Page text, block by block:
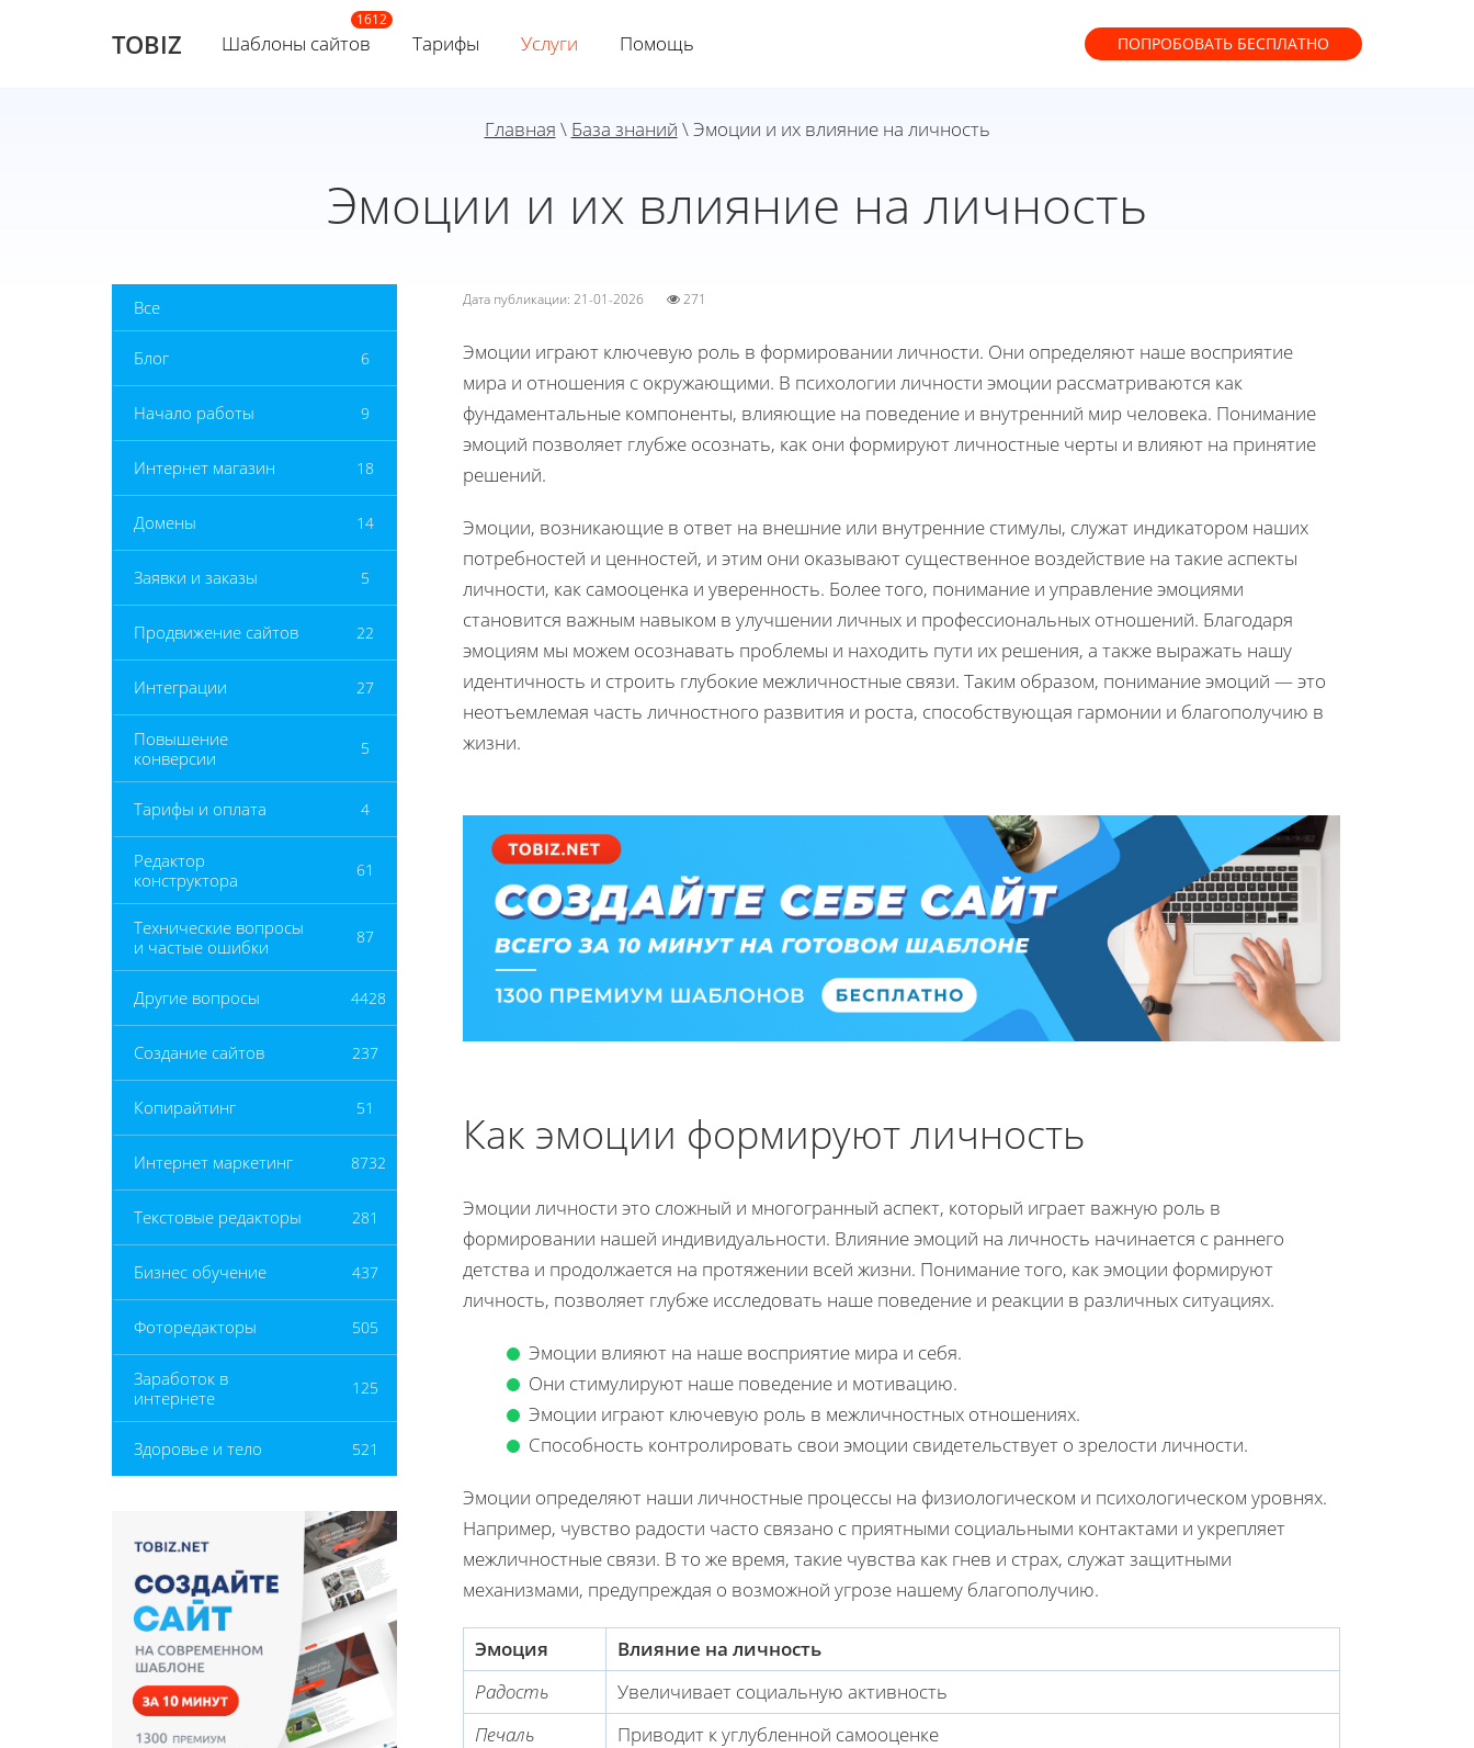
TOBIZ Шаблоны сайтов Тарифы Услуги Помощь ПОПРОБОВАТЬ БЕСПЛАТНО
Главная \ База знаний \ Эмоции и их влияние на личность
Эмоции и их влияние на личность
Все
Блог 6
Начало работы 9
Интернет магазин 18
Домены 14
Заявки и заказы 5
Продвижение сайтов 22
Интеграции 27
Повышение
конверсии
5
Тарифы и оплата 4
Редактор
конструктора
61
Технические вопросы
и частые ошибки
87
Другие вопросы 4428
Создание сайтов 237
Копирайтинг 51
Интернет маркетинг 8732
Текстовые редакторы 281
Бизнес обучение 437
Фоторедакторы 505
Заработок в
интернете
125
Здоровье и тело 521
Дата публикации: 21-01-2026 271
Эмоции играют ключевую роль в формировании личности. Они определяют наше восприятие
мира и отношения с окружающими. В психологии личности эмоции рассматриваются как
фундаментальные компоненты, влияющие на поведение и внутренний мир человека. Понимание
эмоций позволяет глубже осознать, как они формируют личностные черты и влияют на принятие
решений.
Эмоции, возникающие в ответ на внешние или внутренние стимулы, служат индикатором наших
потребностей и ценностей, и этим они оказывают существенное воздействие на такие аспекты
личности, как самооценка и уверенность. Более того, понимание и управление эмоциями
становится важным навыком в улучшении личных и профессиональных отношений. Благодаря
эмоциям мы можем осознавать проблемы и находить пути их решения, а также выражать нашу
идентичность и строить глубокие межличностные связи. Таким образом, понимание эмоций — это
неотъемлемая часть личностного развития и роста, способствующая гармонии и благополучию в
жизни.
Как эмоции формируют личность
Эмоции личности это сложный и многогранный аспект, который играет важную роль в
формировании нашей индивидуальности. Влияние эмоций на личность начинается с раннего
детства и продолжается на протяжении всей жизни. Понимание того, как эмоции формируют
личность, позволяет глубже исследовать наше поведение и реакции в различных ситуациях.
Эмоции влияют на наше восприятие мира и себя.
Они стимулируют наше поведение и мотивацию.
Эмоции играют ключевую роль в межличностных отношениях.
Способность контролировать свои эмоции свидетельствует о зрелости личности.
Эмоции определяют наши личностные процессы на физиологическом и психологическом уровнях.
Например, чувство радости часто связано с приятными социальными контактами и укрепляет
межличностные связи. В то же время, такие чувства как гнев и страх, служат защитными
механизмами, предупреждая о возможной угрозе нашему благополучию.
Эмоция
Влияние на личность
Радость
Увеличивает социальную активность
Печаль
Приводит к углубленной самооценке